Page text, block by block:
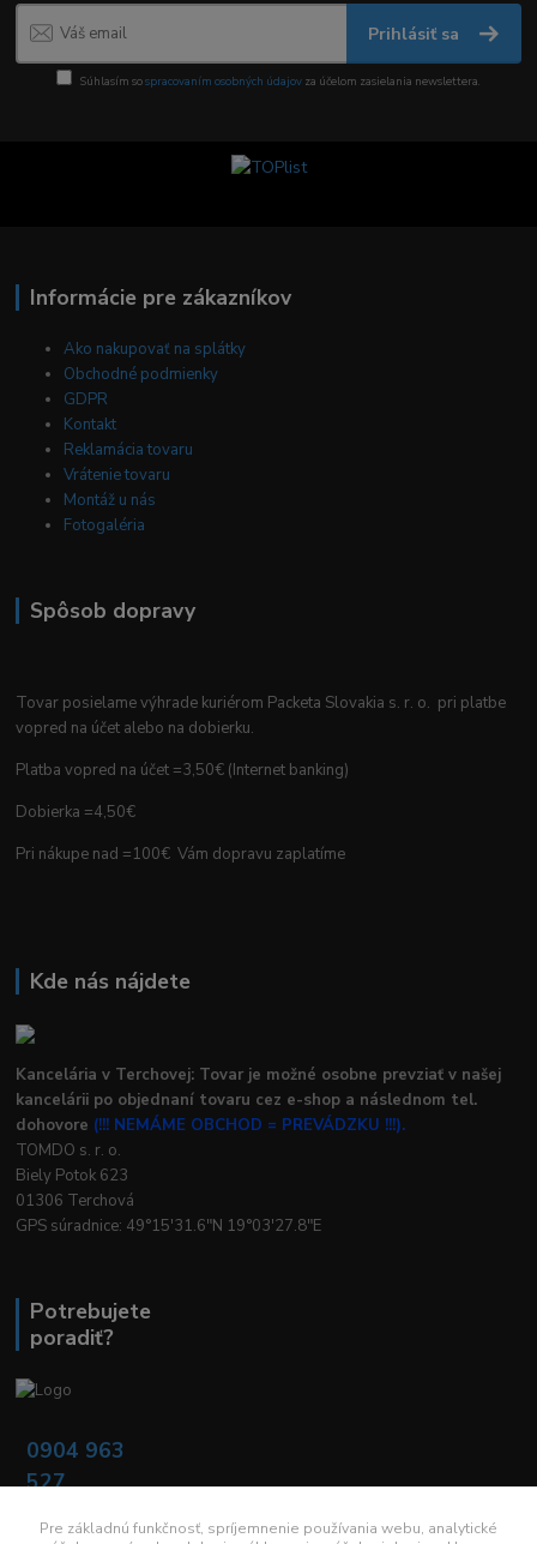
Prihlásiť sa
Súhlasím sospracovaním osobných údajov za účelom zasielania newslettera.
Informácie pre zákazníkov
Ako nakupovať na splátky
Obchodné podmienky
GDPR
Kontakt
Reklamácia tovaru
Vrátenie tovaru
Montáž u nás
Fotogaléria
Spôsob dopravy
Tovar posielame výhrade kuriérom Packeta Slovakia s. r. o. pri platbe
vopred na účet alebo na dobierku.
Platba vopred na účet =3,50€ (Internet banking)
Dobierka =4,50€
Pri nákupe nad =100€ Vám dopravu zaplatíme
Kde nás nájdete
Kancelária v Terchovej: Tovar je možné osobne prevziať v našej
kancelárii po objednaní tovaru cez e-shop a následnom tel.
dohovore (!!! NEMÁME OBCHOD = PREVÁDZKU !!!).
TOMDO s. r. o.
Biely Potok 623
01306 Terchová
GPS súradnice: 49°15'31.6"N 19°03'27.8"E
Potrebujete
poradiť?
0904 963
527
16:00
Pre základnú funkčnosť, spríjemnenie používania webu, analytické